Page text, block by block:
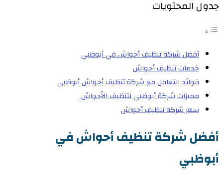
جدول المحتويات
أفضل شركة تنظيف أحواش في أبوظبي
خدمات تنظيف أحواش
فوائد التعامل مع شركة تنظيف أحواش أبوظبي
مميزات شركة أبوظبي لتنظيف الأحواش
سعر شركة تنظيف أحواش
أفضل شركة تنظيف أحواش في
أبوظبي